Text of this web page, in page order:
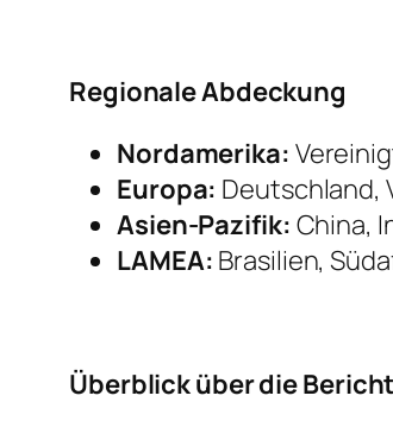
Regionale Abdeckung
Nordamerika:
Europa: Deutschland,
Asien-Pazifik: China,
LAMEA: Brasilien,
Überblick über die